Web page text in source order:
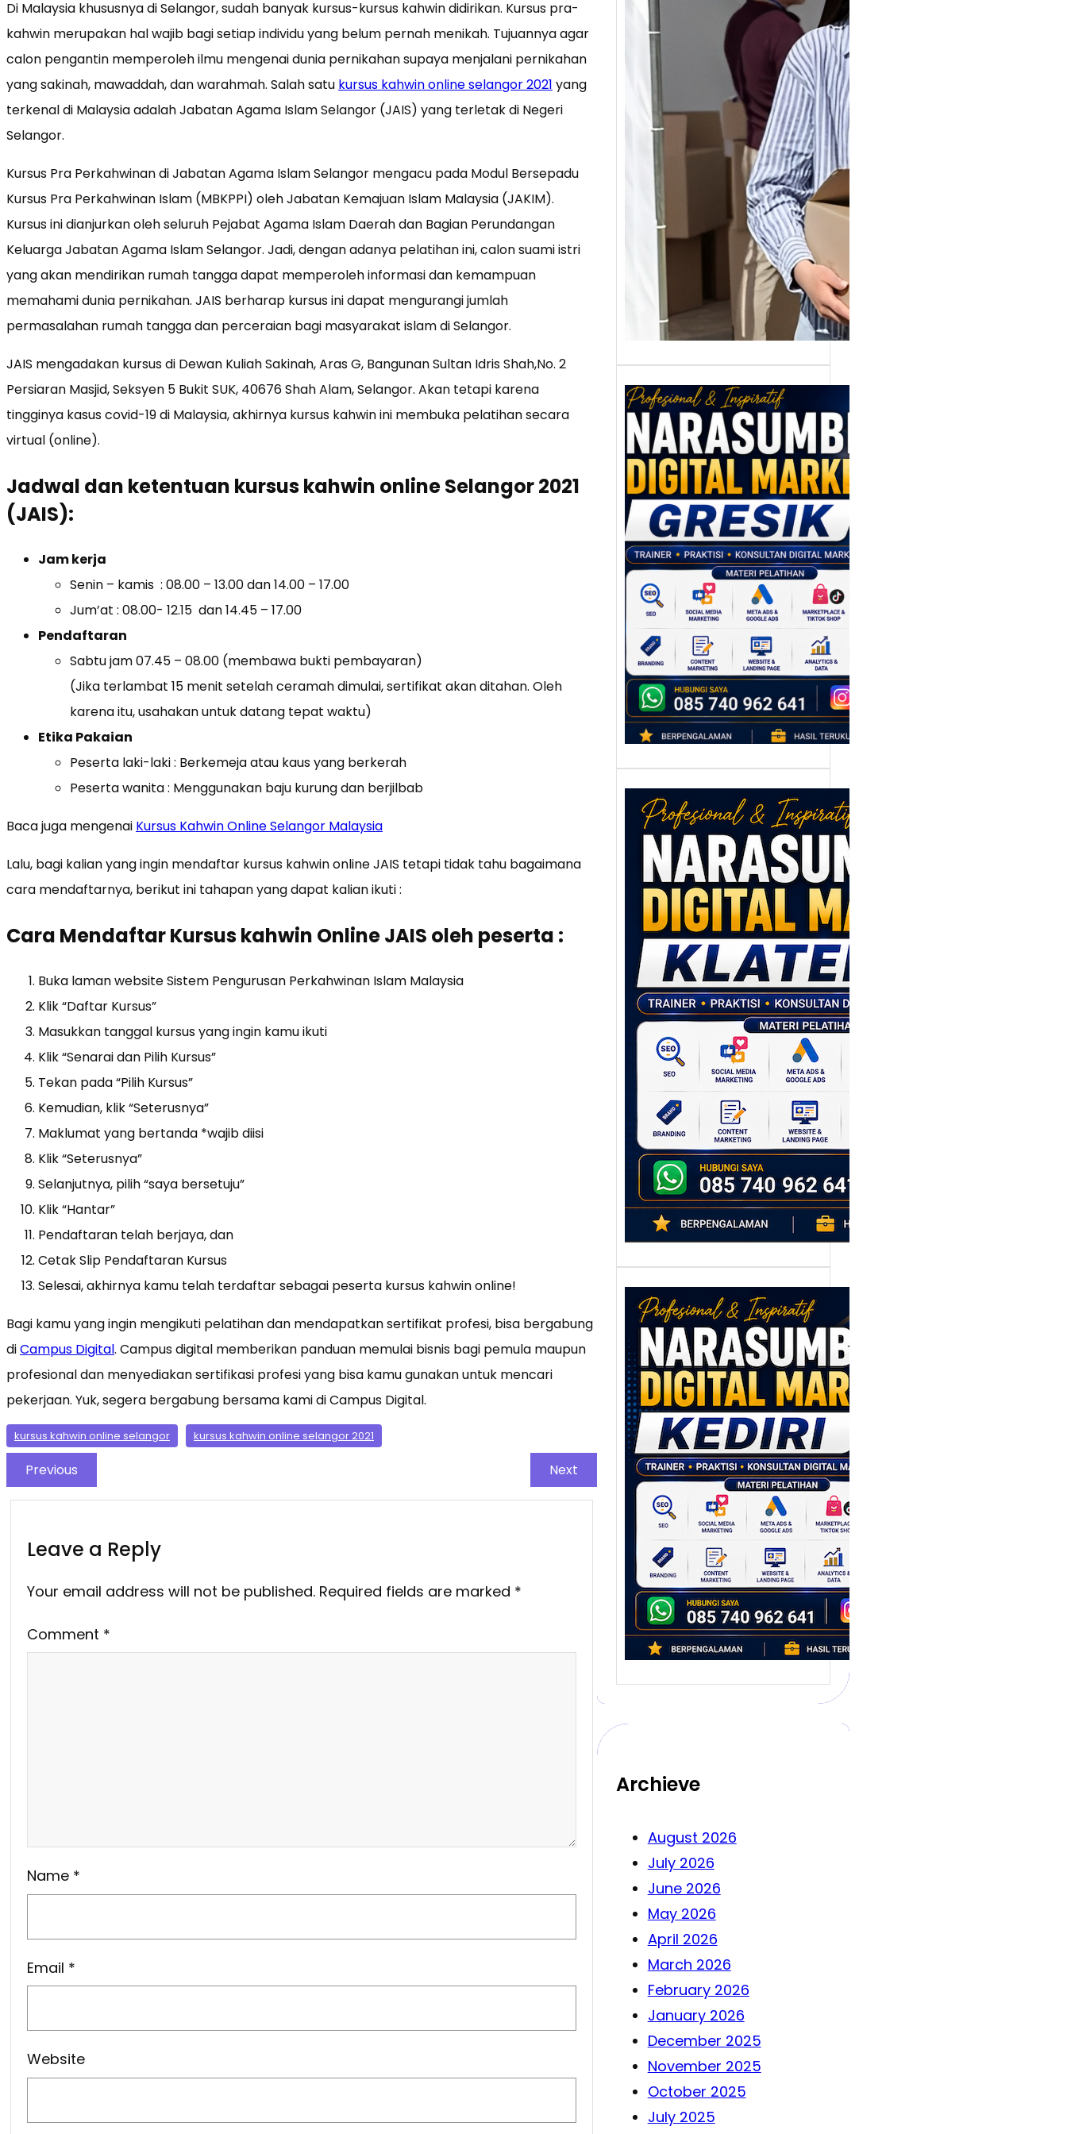
Di Malaysia khususnya di Selangor, sudah banyak kursus-kursus kahwin didirikan. Kursus pra-
kahwin merupakan hal wajib bagi setiap individu yang belum pernah menikah. Tujuannya agar
calon pengantin memperoleh ilmu mengenai dunia pernikahan supaya menjalani pernikahan
yang sakinah, mawaddah, dan warahmah. Salah satu kursus kahwin online selangor 2021 yang
terkenal di Malaysia adalah Jabatan Agama Islam Selangor (JAIS) yang terletak di Negeri
Selangor.
Kursus Pra Perkahwinan di Jabatan Agama Islam Selangor mengacu pada Modul Bersepadu
Kursus Pra Perkahwinan Islam (MBKPPI) oleh Jabatan Kemajuan Islam Malaysia (JAKIM).
Kursus ini dianjurkan oleh seluruh Pejabat Agama Islam Daerah dan Bagian Perundangan
Keluarga Jabatan Agama Islam Selangor. Jadi, dengan adanya pelatihan ini, calon suami istri
yang akan mendirikan rumah tangga dapat memperoleh informasi dan kemampuan
memahami dunia pernikahan. JAIS berharap kursus ini dapat mengurangi jumlah
permasalahan rumah tangga dan perceraian bagi masyarakat islam di Selangor.
JAIS mengadakan kursus di Dewan Kuliah Sakinah, Aras G, Bangunan Sultan Idris Shah,No. 2
Persiaran Masjid, Seksyen 5 Bukit SUK, 40676 Shah Alam, Selangor. Akan tetapi karena
tingginya kasus covid-19 di Malaysia, akhirnya kursus kahwin ini membuka pelatihan secara
virtual (online).
Jadwal dan ketentuan kursus kahwin online Selangor 2021
(JAIS):
Jam kerja
Senin – kamis : 08.00 – 13.00 dan 14.00 – 17.00
Jum’at : 08.00- 12.15 dan 14.45 – 17.00
Pendaftaran
Sabtu jam 07.45 – 08.00 (membawa bukti pembayaran)
(Jika terlambat 15 menit setelah ceramah dimulai, sertifikat akan ditahan. Oleh
karena itu, usahakan untuk datang tepat waktu)
Etika Pakaian
Peserta laki-laki : Berkemeja atau kaus yang berkerah
Peserta wanita : Menggunakan baju kurung dan berjilbab
Baca juga mengenai Kursus Kahwin Online Selangor Malaysia
Lalu, bagi kalian yang ingin mendaftar kursus kahwin online JAIS tetapi tidak tahu bagaimana
cara mendaftarnya, berikut ini tahapan yang dapat kalian ikuti :
Cara Mendaftar Kursus kahwin Online JAIS oleh peserta :
Buka laman website Sistem Pengurusan Perkahwinan Islam Malaysia
Klik “Daftar Kursus”
Masukkan tanggal kursus yang ingin kamu ikuti
Klik “Senarai dan Pilih Kursus”
Tekan pada “Pilih Kursus”
Kemudian, klik “Seterusnya”
Maklumat yang bertanda *wajib diisi
Klik “Seterusnya”
Selanjutnya, pilih “saya bersetuju”
Klik “Hantar”
Pendaftaran telah berjaya, dan
Cetak Slip Pendaftaran Kursus
Selesai, akhirnya kamu telah terdaftar sebagai peserta kursus kahwin online!
Bagi kamu yang ingin mengikuti pelatihan dan mendapatkan sertifikat profesi, bisa bergabung
diCampus Digital. Campus digital memberikan panduan memulai bisnis bagi pemula maupun
profesional dan menyediakan sertifikasi profesi yang bisa kamu gunakan untuk mencari
pekerjaan. Yuk, segera bergabung bersama kami di Campus Digital.
kursus kahwin online selangor kursus kahwin online selangor 2021
Previous Next
Leave a Reply
Your email address will not be published. Required fields are marked *
Comment *
Name *
Email *
Website
Tik Tok Buat
Jualan, Gimana
Strateginya ?
Baca Juga Cara
Berjualan Di Tiktokshop
TikTok menjadi tempat
Narasumber
Digital Marketing
Gresik:
Meningkatkan
Daya Saing SDM
dan Bisnis di Era
Transformasi
Digital
Perkembangan dunia
industri tidak hanya
mengubah cara
perusahaan
memproduksi barang,…
Narasumber
Digital Marketing
Klaten: Membantu
UMKM dan SDM
Lokal Naik Kelas
Melalui Strategi
Digital
Setiap daerah memiliki
potensi ekonomi yang
berbeda, dan Klaten
adalah…
Narasumber
Digital Marketing
Kediri: Membangun
Strategi
Pemasaran
Berbasis Data
untuk Bisnis yang
Bertumbuh
Digital marketing telah
mengubah cara bisnis
berkembang. Dulu,
promosi banyak…
Archieve
August 2026
July 2026
June 2026
May 2026
April 2026
March 2026
February 2026
January 2026
December 2025
November 2025
October 2025
July 2025